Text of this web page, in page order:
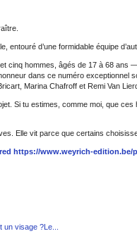
entouré d’une formidable équipe
cinq hommes, âgés de 17 à 68 ans
dans ce numéro exceptionnel
Marina Chafroff et Remi Van
Si tu estimes, comme moi, que
Elle vit parce que certains
https://www.weyrich-edition.be/
visage ?Le...